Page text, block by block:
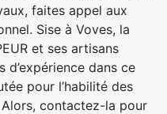
faites appel aux
Sise à Voves, la
et ses artisans
d’expérience dans ce
pour l’habilité des
contactez-la pour